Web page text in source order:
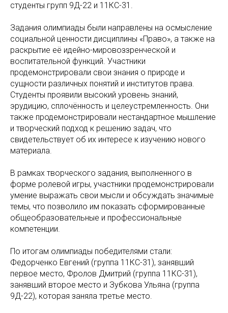
студенты групп 9Д-22 и 11КС-31.
Задания олимпиады были направлены на осмысление
социальной ценности дисциплины «Право», а также на
раскрытие её идейно-мировоззренческой и
воспитательной функций. Участники
продемонстрировали свои знания о природе и
сущности различных понятий и институтов права.
Студенты проявили высокий уровень знаний,
эрудицию, сплочённость и целеустремленность. Они
также продемонстрировали нестандартное мышление
и творческий подход к решению задач, что
свидетельствует об их интересе к изучению нового
материала.
В рамках творческого задания, выполненного в
форме ролевой игры, участники продемонстрировали
умение выражать свои мысли и обсуждать значимые
темы, что позволило им показать сформированные
общеобразовательные и профессиональные
компетенции.
По итогам олимпиады победителями стали:
Федорченко Евгений (группа 11КС-31), занявший
первое место, Фролов Дмитрий (группа 11КС-31),
занявший второе место и Зубкова Ульяна (группа
9Д-22), которая заняла третье место.